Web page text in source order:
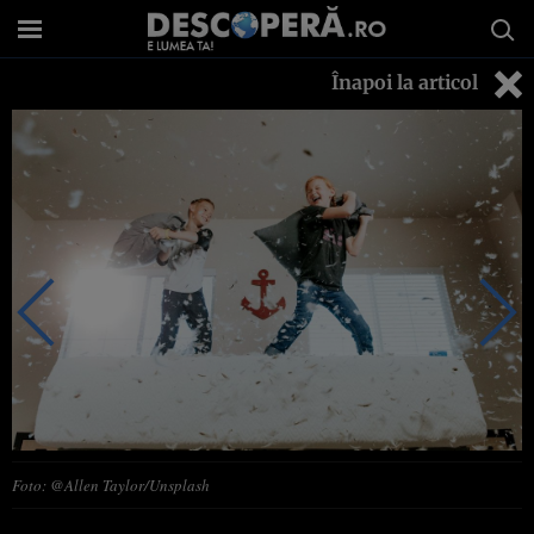
Înapoi la articol
Foto: @Allen Taylor/Unsplash